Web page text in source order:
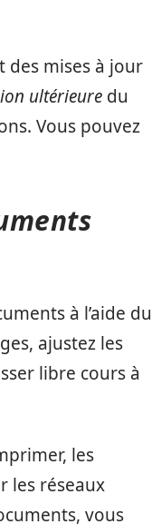
des mises à jour
ultérieure du
Vous pouvez
à l’aide du
ajustez les
libre cours à
les
les réseaux
vous